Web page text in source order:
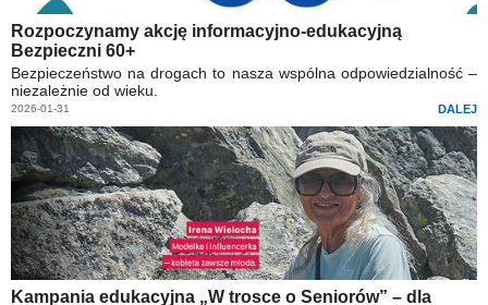
Rozpoczynamy akcję informacyjno-edukacyjną
Bezpieczni 60+
Bezpieczeństwo na drogach to nasza wspólna odpowiedzialność –
niezależnie od wieku.
2026-01-31 DALEJ
Kampania edukacyjna „W trosce o Seniorów” – dla